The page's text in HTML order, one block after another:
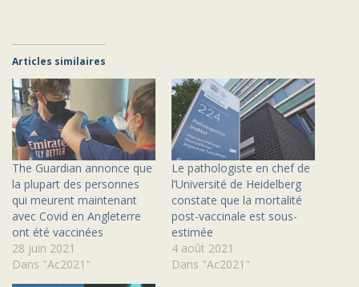
Articles similaires
The Guardian annonce que
la plupart des personnes
qui meurent maintenant
avec Covid en Angleterre
ont été vaccinées
28 juin 2021
Dans "Ac2021"
Le pathologiste en chef de
l’Université de Heidelberg
constate que la mortalité
post-vaccinale est sous-
estimée
4 août 2021
Dans "Ac2021"